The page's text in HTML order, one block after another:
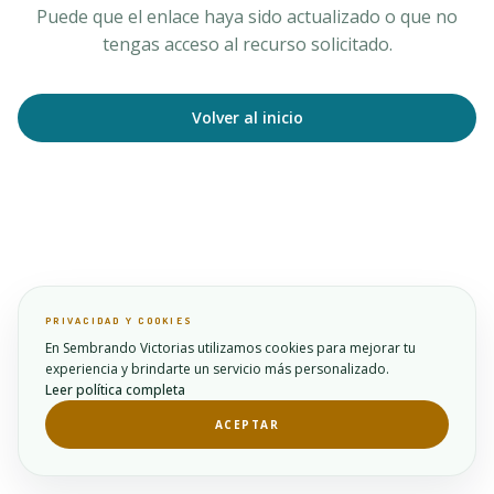
Puede que el enlace haya sido actualizado o que no
tengas acceso al recurso solicitado.
Volver al inicio
PRIVACIDAD Y COOKIES
En Sembrando Victorias utilizamos cookies para mejorar tu
experiencia y brindarte un servicio más personalizado.
Leer política completa
ACEPTAR